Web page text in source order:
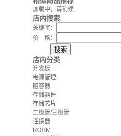
加载中，请稍候...
店内搜索
关键字：
价 格：
店内分类
开发板
电源管理
阻容器
存储器件
存储芯片
二极管/三极管
连接器
ROHM